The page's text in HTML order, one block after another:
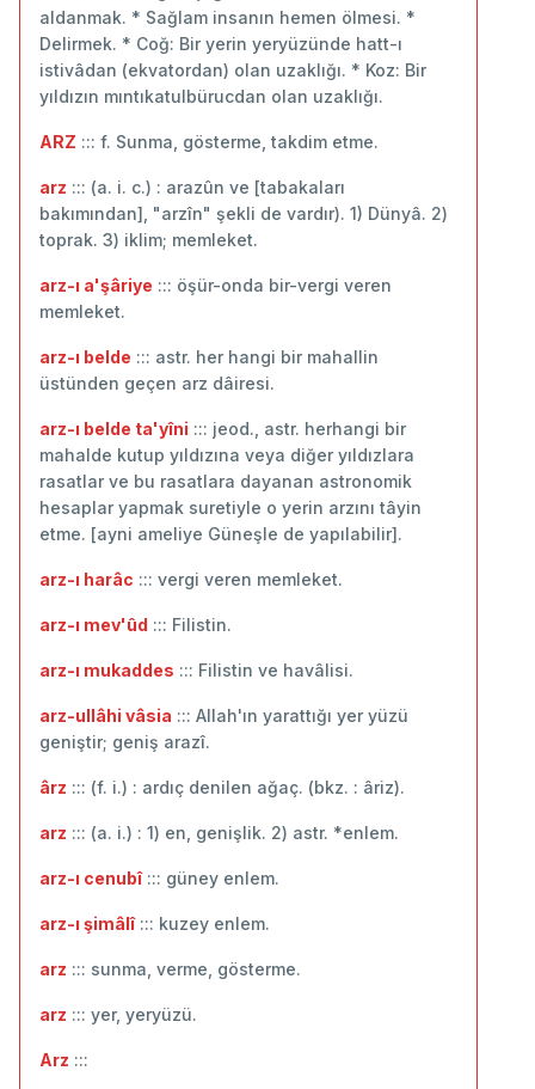
aldanmak. * Sağlam insanın hemen ölmesi. *
Delirmek. * Coğ: Bir yerin yeryüzünde hatt-ı
istivâdan (ekvatordan) olan uzaklığı. * Koz: Bir
yıldızın mıntıkatulbürucdan olan uzaklığı.
ARZ ::: f. Sunma, gösterme, takdim etme.
arz ::: (a. i. c.) : arazûn ve [tabakaları
bakımından], "arzîn" şekli de vardır). 1) Dünyâ. 2)
toprak. 3) iklim; memleket.
arz-ı a'şâriye ::: öşür-onda bir-vergi veren
memleket.
arz-ı belde ::: astr. her hangi bir mahallin
üstünden geçen arz dâiresi.
arz-ı belde ta'yîni ::: jeod., astr. herhangi bir
mahalde kutup yıldızına veya diğer yıldızlara
rasatlar ve bu rasatlara dayanan astronomik
hesaplar yapmak suretiyle o yerin arzını tâyin
etme. [ayni ameliye Güneşle de yapılabilir].
arz-ı harâc ::: vergi veren memleket.
arz-ı mev'ûd ::: Filistin.
arz-ı mukaddes ::: Filistin ve havâlisi.
arz-ullâhi vâsia ::: Allah'ın yarattığı yer yüzü
geniştir; geniş arazî.
ârz ::: (f. i.) : ardıç denilen ağaç. (bkz. : âriz).
arz ::: (a. i.) : 1) en, genişlik. 2) astr. *enlem.
arz-ı cenubî::: güney enlem.
arz-ı şimâlî::: kuzey enlem.
arz ::: sunma, verme, gösterme.
arz ::: yer, yeryüzü.
Arz :::